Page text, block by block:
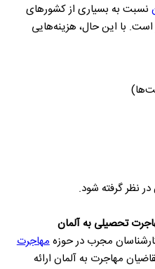
نسبت به بسیاری از کشورهای
است. با این حال، هزینه‌هایی
در نظر گرفته شود.
تحصیلی به آلمان
مجرب در حوزهمهاجرت
مهاجرت به آلمان ارائه